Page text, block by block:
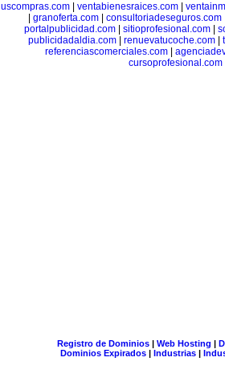
uscompras.com| ventabienesraices.com|
granoferta.com| consultoriadeseguros.com
portalpublicidad.com
sitioprofesional.com
publicidadaldia.com| renuevatucoche.com|
referenciascomerciales.com
cursoprofesional.com
Registro de Dominios| Web Hosting |
Dominios Expirados | Industrias |